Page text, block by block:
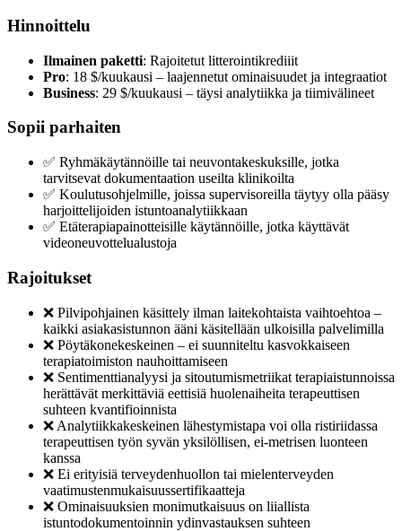
Hinnoittelu
Ilmainen paketti: Rajoitetut litterointikrediiit
Pro: 18 $/kuukausi – laajennetut ominaisuudet ja integraatiot
Business: 29 $/kuukausi – täysi analytiikka ja tiimivälineet
Sopii parhaiten
✅ Ryhmäkäytännöille tai neuvontakeskuksille, jotka
tarvitsevat dokumentaation useilta klinikoilta
✅ Koulutusohjelmille, joissa supervisoreilla täytyy olla pääsy
harjoittelijoiden istuntoanalytiikkaan
✅ Etäterapiapainotteisille käytännöille, jotka käyttävät
videoneuvottelualustoja
Rajoitukset
❌ Pilvipohjainen käsittely ilman laitekohtaista vaihtoehtoa –
kaikki asiakasistunnon ääni käsitellään ulkoisilla palvelimilla
❌ Pöytäkonekeskeinen – ei suunniteltu kasvokkaiseen
terapiatoimiston nauhoittamiseen
❌ Sentimenttianalyysi ja sitoutumismetriikat terapiaistunnoissa
herättävät merkittäviä eettisiä huolenaiheita terapeuttisen
suhteen kvantifioinnista
❌ Analytiikkakeskeinen lähestymistapa voi olla ristiriidassa
terapeuttisen työn syvän yksilöllisen, ei-metrisen luonteen
kanssa
❌ Ei erityisiä terveydenhuollon tai mielenterveyden
vaatimustenmukaisuussertifikaatteja
❌ Ominaisuuksien monimutkaisuus on liiallista
istuntodokumentoinnin ydinvastauksen suhteen